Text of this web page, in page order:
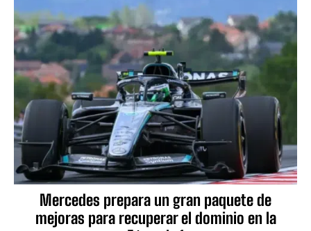
Mercedes prepara un gran paquete de
mejoras para recuperar el dominio en la